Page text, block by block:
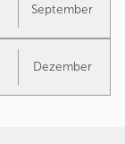
September
Dezember